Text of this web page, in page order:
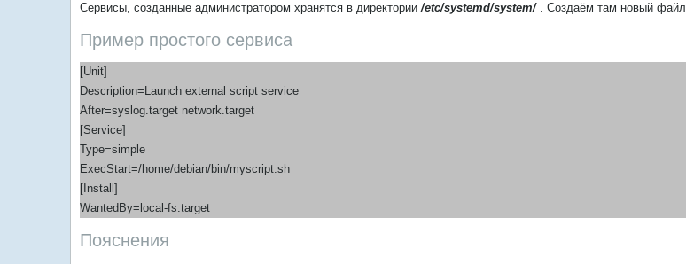
Сервисы, созданные администратором хранятся в директории/etc/systemd/system/. Создаём там новый файл
Пример простого сервиса
[Unit]
Description=Launch external script service
After=syslog.target network.target
[Service]
Type=simple
ExecStart=/home/debian/bin/myscript.sh
[Install]
WantedBy=local-fs.target
Пояснения